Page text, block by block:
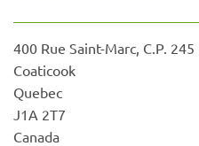
400 Rue Saint-Marc, C.P. 245
Coaticook
Quebec
J1A 2T7
Canada